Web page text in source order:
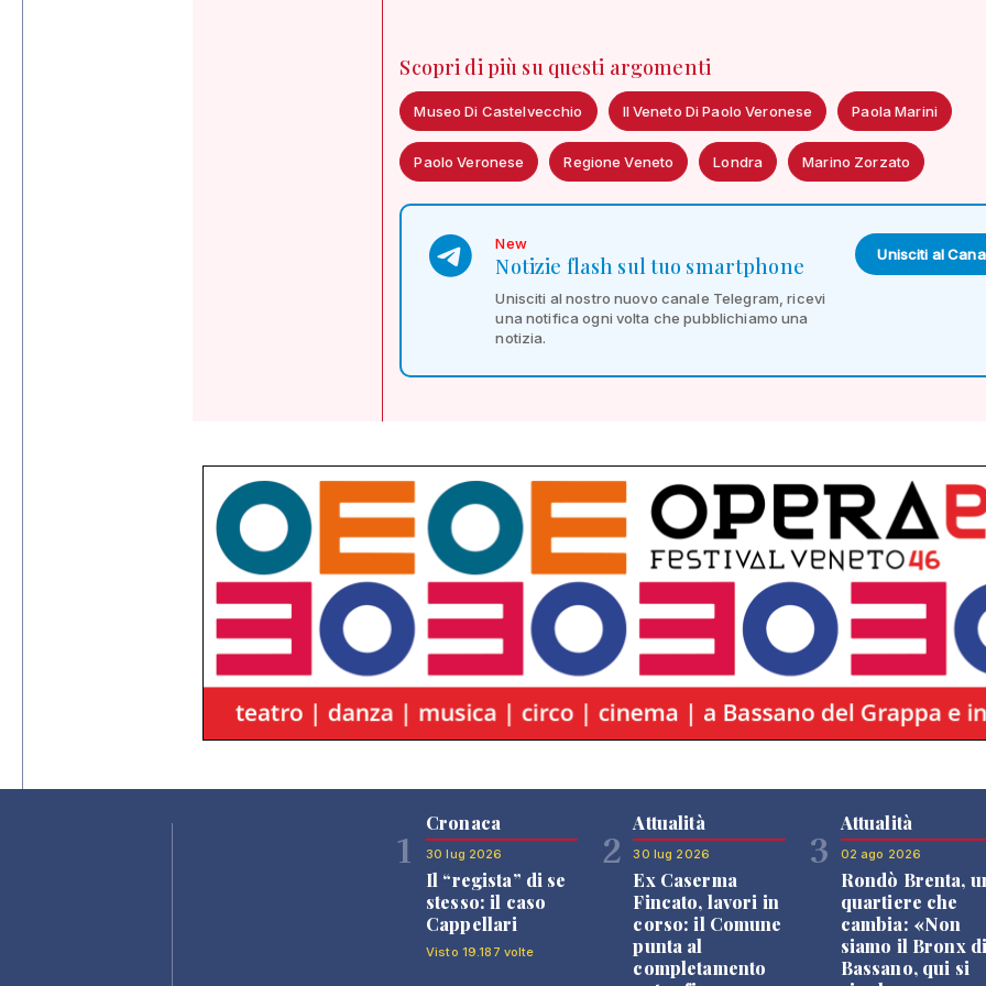
Scopri di più su questi argomenti
Museo Di Castelvecchio Il Veneto Di Paolo Veronese Paola Marini
Paolo Veronese Regione Veneto Londra Marino Zorzato
New
Notizie flash sul tuo smartphone
Unisciti al nostro nuovo canale Telegram, ricevi
una notifica ogni volta che pubblichiamo una
notizia.
Unisciti al
1
Cronaca
30 lug 2026
Il “regista” di se
stesso: il caso
Cappellari
Visto 19.187 volte
2
Attualità
30 lug 2026
Ex Caserma
Fincato, lavori in
corso: il Comune
punta al
completamento
3
Attualità
02 ago 2026
Rondò Brenta,
quartiere che
cambia: «Non
siamo il Bronx
Bassano, qui si